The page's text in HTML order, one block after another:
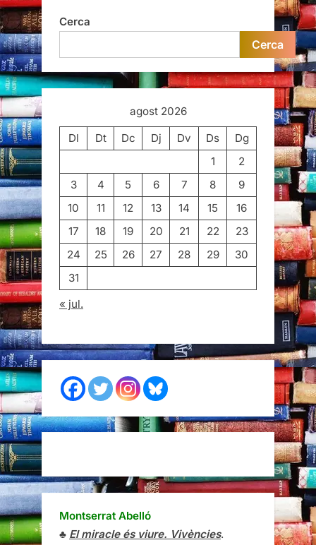
Cerca
Cerca
agost 2026
Dl
Dt Dc Dj Dv Ds
Dg
1
2
3
4 5 6 7 8
9
10
11 12 13 14 15
16
17
18 19 20 21 22
23
24
25 26 27 28 29
30
31
« jul.
Montserrat Abelló
♣ El miracle és viure. Vivències.